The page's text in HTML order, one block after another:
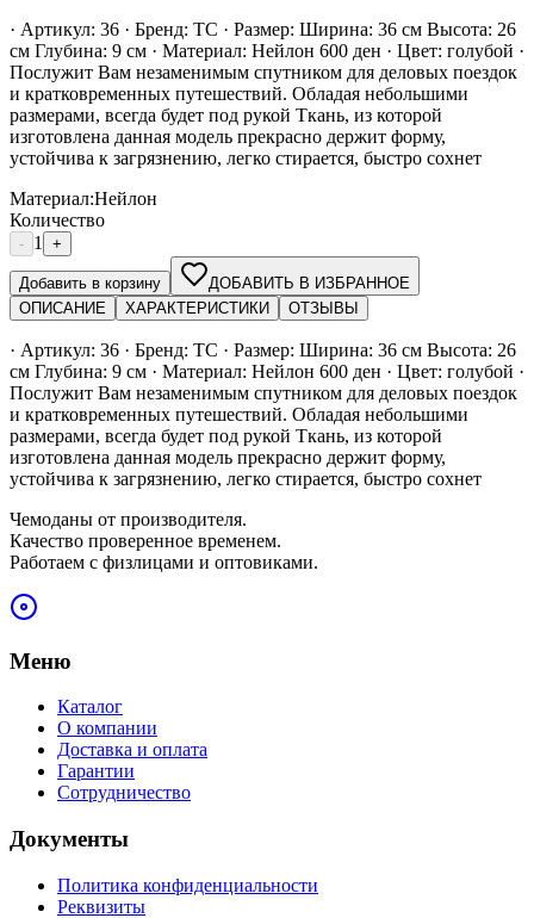
· Артикул: 36 · Бренд: ТС · Размер: Ширина: 36 см Высота: 26
см Глубина: 9 см · Материал: Нейлон 600 ден · Цвет: голубой ·
Послужит Вам незаменимым спутником для деловых поездок
и кратковременных путешествий. Обладая небольшими
размерами, всегда будет под рукой Ткань, из которой
изготовлена данная модель прекрасно держит форму,
устойчива к загрязнению, легко стирается, быстро сохнет
Материал:Нейлон
Количество
- 1 +
Добавить в корзину
ДОБАВИТЬ В ИЗБРАННОЕ
ОПИСАНИЕ
ХАРАКТЕРИСТИКИ ОТЗЫВЫ
· Артикул: 36 · Бренд: ТС · Размер: Ширина: 36 см Высота: 26
см Глубина: 9 см · Материал: Нейлон 600 ден · Цвет: голубой ·
Послужит Вам незаменимым спутником для деловых поездок
и кратковременных путешествий. Обладая небольшими
размерами, всегда будет под рукой Ткань, из которой
изготовлена данная модель прекрасно держит форму,
устойчива к загрязнению, легко стирается, быстро сохнет
Чемоданы от производителя.
Качество проверенное временем.
Работаем с физлицами и оптовиками.
Меню
Каталог
О компании
Доставка и оплата
Гарантии
Сотрудничество
Документы
Политика конфиденциальности
Реквизиты